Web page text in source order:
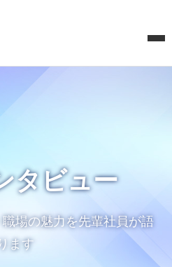
タビュー
場の魅力を先輩社員が語
ります